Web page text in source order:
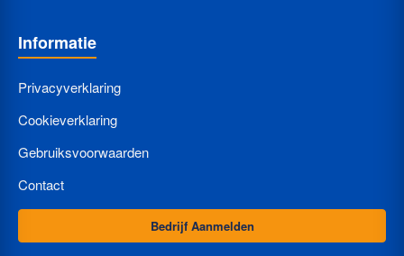
Informatie
Privacyverklaring
Cookieverklaring
Gebruiksvoorwaarden
Contact
Bedrijf Aanmelden